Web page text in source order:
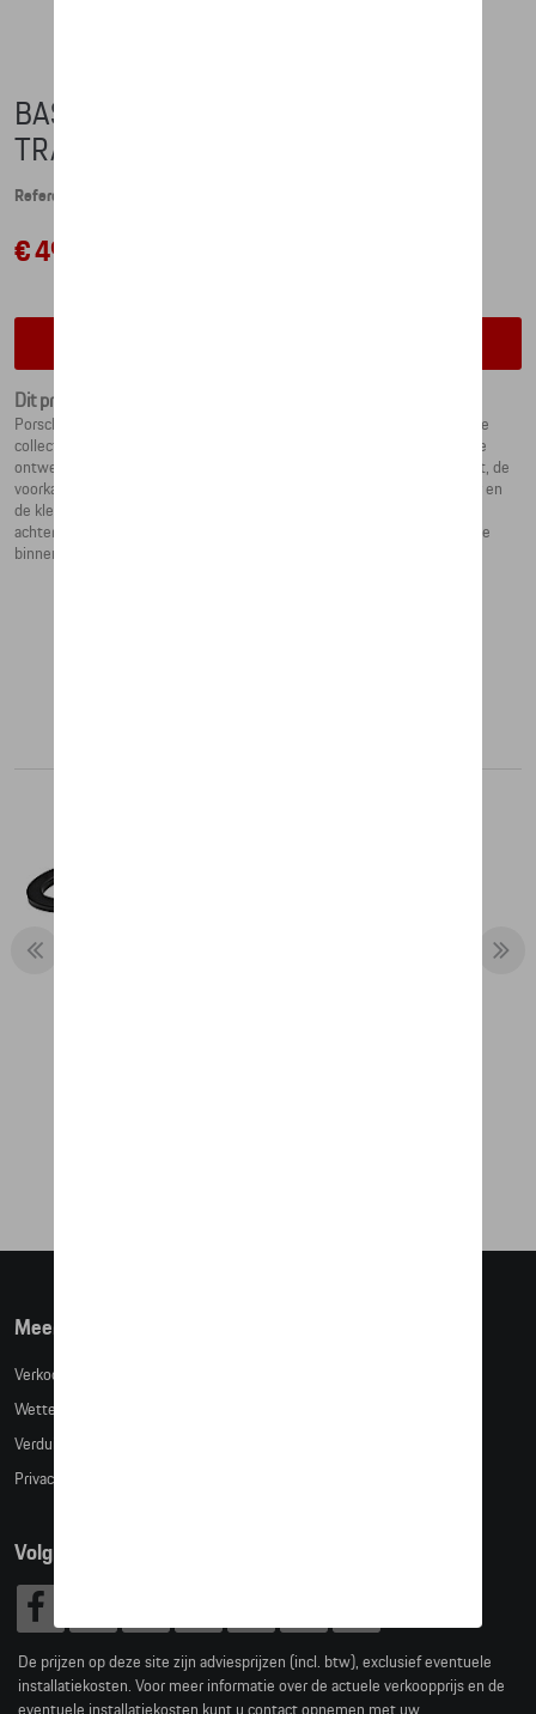
BASEBALL CAP - PORSCHE
TRANSFORMERS
Referentie: WAP6700030PESS
€ 49,83
Dit product is momenteel niet op stock
Porsche meets Transformers: twee legendes verenigd in één exclusieve
collectie. De stijlvolle pet met 5 panelen overtuigt door zijn uitgebreide
ontwerp: de hele voorkant is versierd met een grote Transformers-print, de
voorkant heeft een 3D Autobot-pictogram in een contrasterende kleur en
de klep heeft het opschrift "PORSCHE", ook in 3D. De zijkanten en
achterkant van de pet zijn gemaakt van mesh. De FLEXFIT®-band aan de
binnenkant van de pet zorgt voor maximaal comfort.
Meer info
Verkoopsvoorwaarden
Wettelijke bepalingen
Verduidelijking kledingmaten
Privacybeleid
Volg Ons
De prijzen op deze site zijn adviesprijzen (incl. btw), exclusief eventuele
installatiekosten. Voor meer informatie over de actuele verkoopprijs en de
eventuele installatiekosten kunt u contact opnemen met uw